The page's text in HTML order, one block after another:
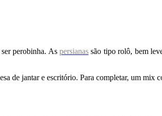
perobinha. As persianassão tipo rolô, bem
de jantar e escritório. Para completar, um mix